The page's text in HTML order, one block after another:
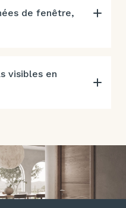
de fenêtre,
visibles en